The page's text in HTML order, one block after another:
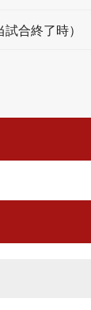
合終了時）